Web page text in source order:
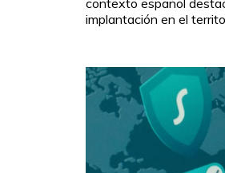
contexto español
implantación en el